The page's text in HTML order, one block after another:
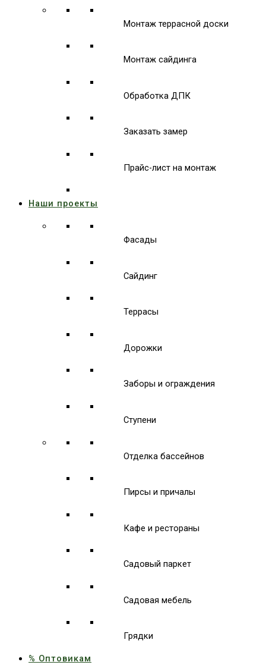
Монтаж террасной доски
Монтаж сайдинга
Обработка ДПК
Заказать замер
Прайс-лист на монтаж
Наши проекты
Фасады
Сайдинг
Террасы
Дорожки
Заборы и ограждения
Ступени
Отделка бассейнов
Пирсы и причалы
Кафе и рестораны
Садовый паркет
Садовая мебель
Грядки
% Оптовикам